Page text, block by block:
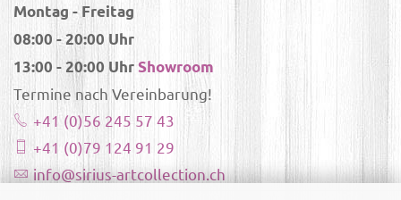
Montag - Freitag
08:00 - 20:00 Uhr
13:00 - 20:00 UhrShowroom
Termine nach Vereinbarung!
+41 (0)56 245 57 43
+41 (0)79 124 91 29
info@sirius-artcollection.ch